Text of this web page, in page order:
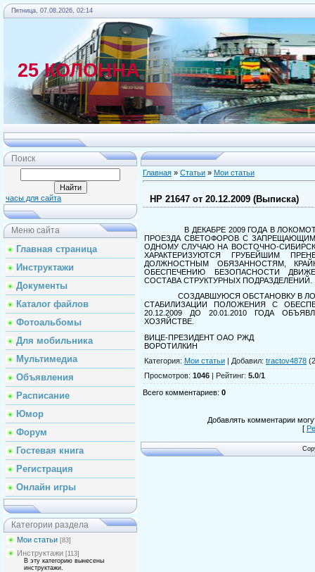
Пятница, 07.08.2026, 02:14
25 КОЛОННА
Поиск
часы для сайта
Меню сайта
Главная страница
Инструктажи
Документы
Каталог файлов
Фотоальбомы
Для мобильника
Мультимедиа
Объявления
Расписание
Юмор
Форум
Гостевая книга
Регистрация
Онлайн игры
Категории раздела
Мои статьи [83]
Инструктажи [113]
В эту категорию вынесены
инструктажи.
Главная » Статьи » Мои статьи
НР 21647 от 20.12.2009 (Выписка)
В ДЕКАБРЕ 2009 ГОДА В
ПРОЕЗДА СВЕТОФОРОВ С
ОДНОМУ СЛУЧАЮ НА ВОСТОЧНО-
ХАРАКТЕРИЗУЮТСЯ ГРУБЕЙШИМ
ДОЛЖНОСТНЫМ ОБЯЗАННОСТЯМ,
ОБЕСПЕЧЕНИЮ БЕЗОПАСНОСТИ
СОСТАВА СТРУКТУРНЫХ ПОДРАЗДЕЛЕНИЙ.
СОЗДАВШУЮСЯ ОБСТАНОВКУ В
СТАБИЛИЗАЦИИ ПОЛОЖЕНИЯ С
20.12.2009 ДО 20.01.2010 ГОДА
ХОЗЯЙСТВЕ.
ВИЦЕ-ПРЕЗИДЕНТ ОАО РЖД
ВОРОТИЛКИН
Категория: Мои статьи | Добавил: tractov4878
Просмотров: 1046 | Рейтинг: 5.0/1
Всего комментариев: 0
Добавлять комментарии
[